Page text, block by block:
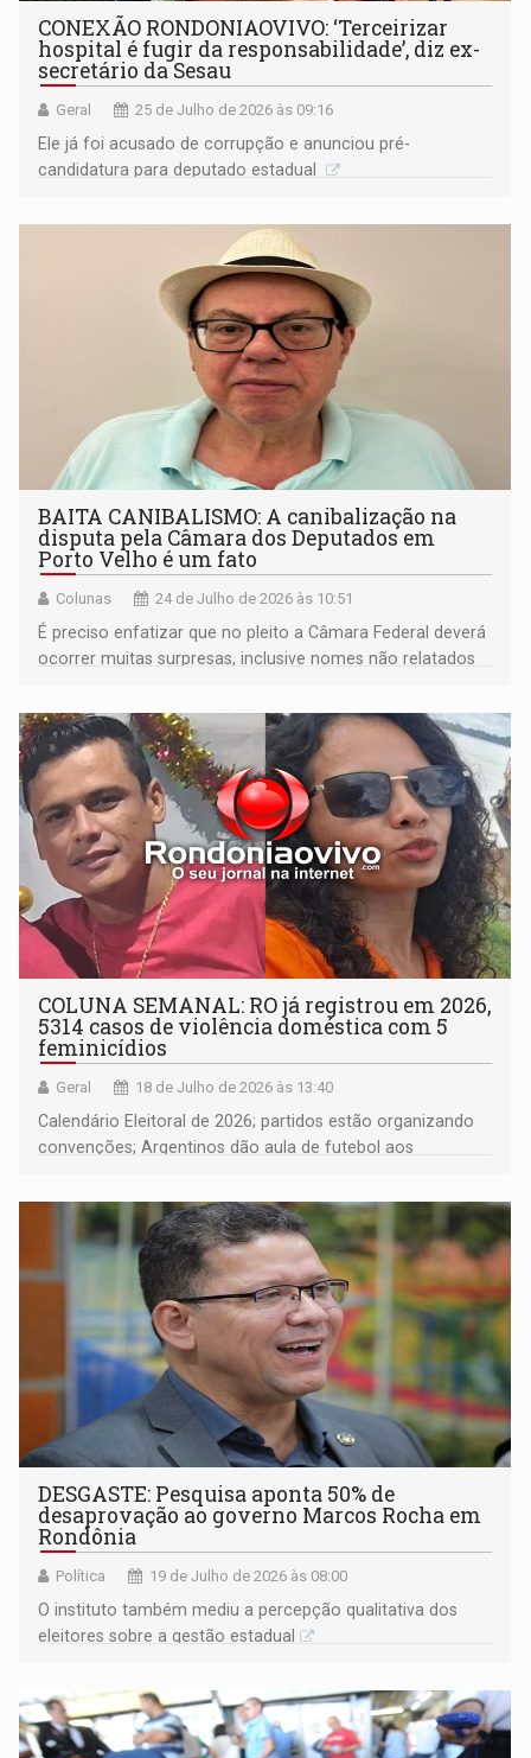
CONEXÃO RONDONIAOVIVO: ‘Terceirizar
hospital é fugir da responsabilidade’, diz ex-
secretário da Sesau
Geral 25 de Julho de 2026 às 09:16
Ele já foi acusado de corrupção e anunciou pré-
candidatura para deputado estadual
BAITA CANIBALISMO: A canibalização na
disputa pela Câmara dos Deputados em
Porto Velho é um fato
Colunas 24 de Julho de 2026 às 10:51
É preciso enfatizar que no pleito a Câmara Federal deverá
ocorrer muitas surpresas, inclusive nomes não relatados
COLUNA SEMANAL: RO já registrou em 2026,
5314 casos de violência doméstica com 5
feminicídios
Geral 18 de Julho de 2026 às 13:40
Calendário Eleitoral de 2026; partidos estão organizando
convenções; Argentinos dão aula de futebol aos
Marcos Rocha
DESGASTE: Pesquisa aponta 50% de
desaprovação ao governo Marcos Rocha em
Rondônia
Política 19 de Julho de 2026 às 08:00
O instituto também mediu a percepção qualitativa dos
eleitores sobre a gestão estadual